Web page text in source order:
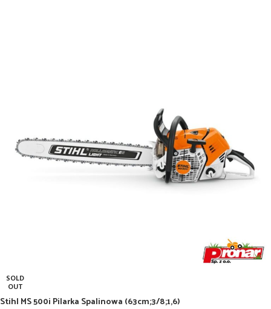
SOLD
OUT
Stihl MS 500i Pilarka Spalinowa (63cm;3/8;1,6)